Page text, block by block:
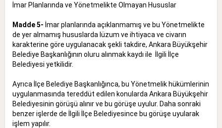
İmar Planlarında ve Yönetmelikte Olmayan Hususlar
Madde 5- İmar planlarında açıklanmamış ve bu Yönetmelikte
de yer almamış hususlarda lüzum ve ihtiyaca ve civarın
karakterine göre uygulanacak şekli takdire, Ankara Büyükşehir
Belediye Başkanlığının oluru alınmak kaydı ile İlgili İlçe
Belediyesi yetkilidir.
Ayrıca İlçe Belediye Başkanlığınca, bu Yönetmelik hükümlerinin
uygulanmasında tereddüt edilen konularda Ankara Büyükşehir
Belediyesinin görüşü alınır ve bu görüşe uyulur. Daha sonraki
benzer işlerde de İlgili İlçe Belediyesince bu görüşe uyularak
işlem yapılır.